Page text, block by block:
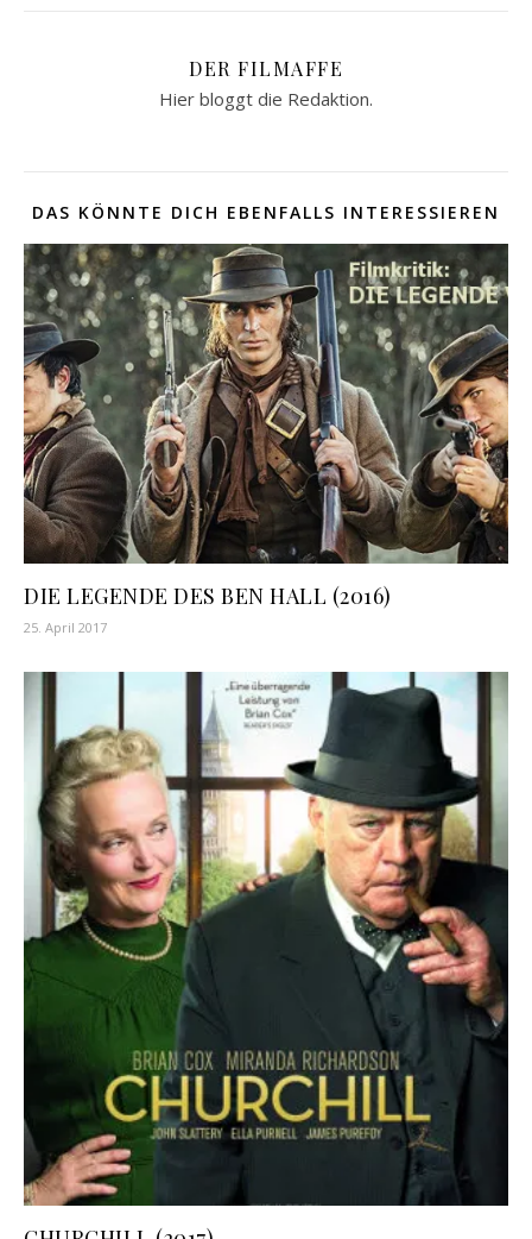
DER FILMAFFE
Hier bloggt die Redaktion.
DAS KÖNNTE DICH EBENFALLS INTERESSIEREN
DIE LEGENDE DES BEN HALL (2016)
25. April 2017